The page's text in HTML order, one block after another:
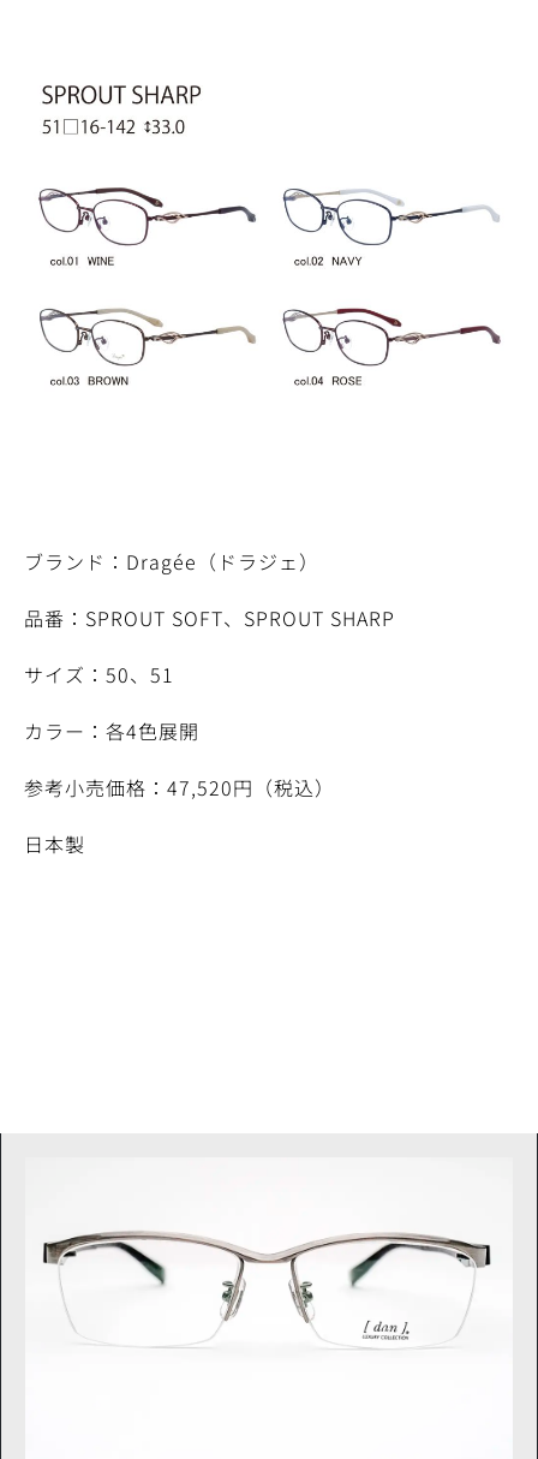
ブランド：Dragée（ドラジェ）
品番：SPROUT SOFT、SPROUT SHARP
サイズ：50、51
カラー：各4色展開
参考小売価格：47,520円（税込）
日本製